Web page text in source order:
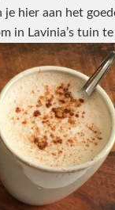
hier aan het
in Lavinia’s tuin